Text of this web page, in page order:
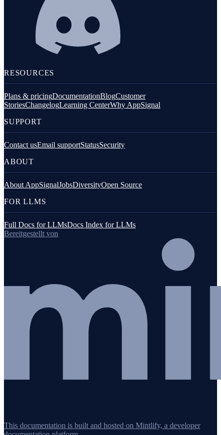
RESOURCES
Plans & pricingDocumentationBlogCustomer
StoriesChangelogLearning CenterWhy AppSignal
SUPPORT
Contact usEmail supportStatusSecurity
ABOUT
About AppSignalJobsDiversityOpen Source
FOR LLMS
Full Docs for LLMsDocs Index for LLMs
Bereitgestellt von
This documentation is built and hosted on Mintlify, a developer